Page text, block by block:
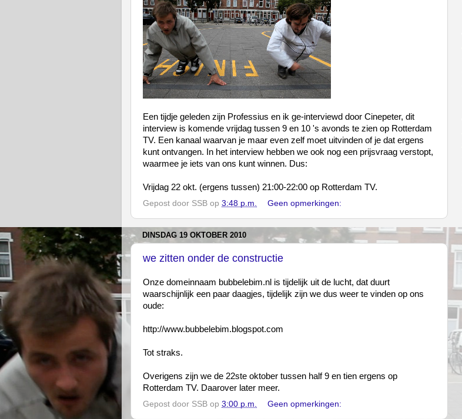
Een tijdje geleden zijn Professius en ik ge-interviewd door Cinepeter, dit
interview is komende vrijdag tussen 9 en 10 's avonds te zien op Rotterdam
TV. Een kanaal waarvan je maar even zelf moet uitvinden of je dat ergens
kunt ontvangen. In het interview hebben we ook nog een prijsvraag verstopt,
waarmee je iets van ons kunt winnen. Dus:
Vrijdag 22 okt. (ergens tussen) 21:00-22:00 op Rotterdam TV.
Gepost door SSB op 3:48 p.m. Geen opmerkingen:
DINSDAG 19 OKTOBER 2010
we zitten onder de constructie
Onze domeinnaam bubbelebim.nl is tijdelijk uit de lucht, dat duurt
waarschijnlijk een paar daagjes, tijdelijk zijn we dus weer te vinden op ons
oude:
http://www.bubbelebim.blogspot.com
Tot straks.
Overigens zijn we de 22ste oktober tussen half 9 en tien ergens op
Rotterdam TV. Daarover later meer.
Gepost door SSB op 3:00 p.m. Geen opmerkingen: